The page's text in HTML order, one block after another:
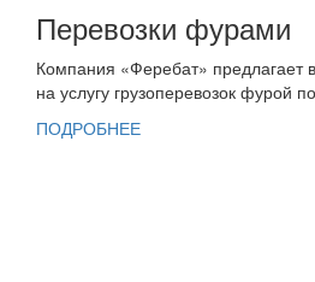
Перевозки фурами
Компания «Феребат» предлагает
на услугу грузоперевозок фурой
ПОДРОБНЕЕ